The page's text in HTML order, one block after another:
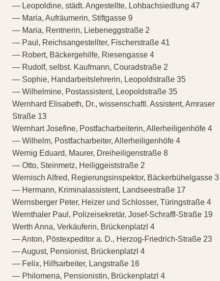
— Leopoldine, städt. Angestellte, Lohbachsiedlung 47
— Maria, Aufräumerin, Stiftgasse 9
— Maria, Rentnerin, Liebeneggstraße 2
— Paul, Reichsangestellter, Fischerstraße 41
— Robert, Bäckergehilfe, Riesengasse 4
— Rudolf, selbst. Kaufmann, Couradstraße 2
— Sophie, Handarbeitslehrerin, Leopoldstraße 35
— Wilhelmine, Postassistent, Leopoldstraße 35
Wernhard Elisabeth, Dr., wissenschaftl. Assistent, Amraser
Straße 13
Wernhart Josefine, Postfacharbeiterin, Allerheiligenhöfe 4
— Wilhelm, Postfacharbeiter, Allerheiligenhöfe 4
Wernig Eduard, Maurer, Dreiheiligenstraße 8
— Otto, Steinmetz, Heiliggeiststraße 2
Wernisch Alfred, Regierungsinspektor, Bäckerbühelgasse 3
— Hermann, Kriminalassistent, Landseestraße 17
Wernsberger Peter, Heizer und Schlosser, Türingstraße 4
Wernthaler Paul, Polizeisekretär, Josef-Schraffl-Straße 19
Werth Anna, Verkäuferin, Brückenplatzl 4
— Anton, Pöstexpeditor a. D., Herzog-Friedrich-Straße 23
— August, Pensionist, Brückenplatzl 4
— Felix, Hilfsarbeiter, Langstraße 16
— Philomena, Pensionistin, Brückenplatzl 4